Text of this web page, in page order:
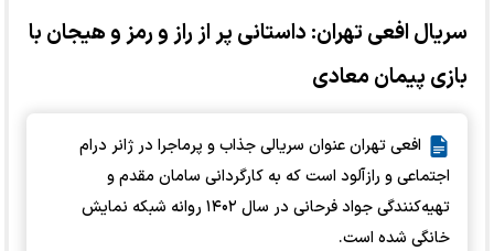
سریال افعی تهران: داستانی پر از راز و رمز و هیجان با
بازی پیمان معادی
افعی تهران عنوان سریالی جذاب و پرماجرا در ژانر درام
اجتماعی و رازآلود است که به کارگردانی سامان مقدم و
تهیه‌کنندگی جواد فرحانی در سال ۱۴۰۲ روانه شبکه نمایش
خانگی شده است.